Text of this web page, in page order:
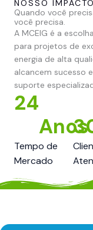
NOSSO IMPACTO
Quando você
você precisa.
A MCEIG é a
para projetos de
energia de alta
alcancem sucesso
suporte
Tempo de
Mercado
24
Anos